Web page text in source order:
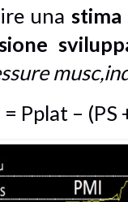
una stima
Pplat – (PS